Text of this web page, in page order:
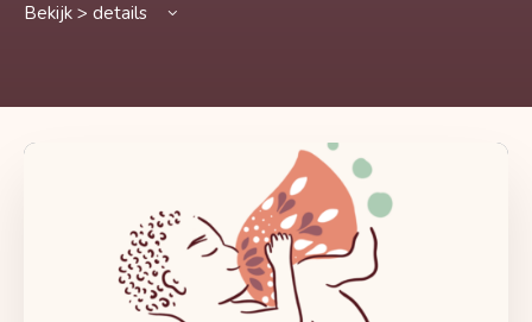
Bekijk > details